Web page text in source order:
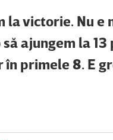
la victorie. Nu e
ajungem la 13
în primele 8. E